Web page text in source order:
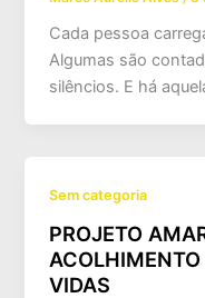
Cada pessoa
Algumas são
silêncios. E há
Sem categoria
PROJETO
VIDAS